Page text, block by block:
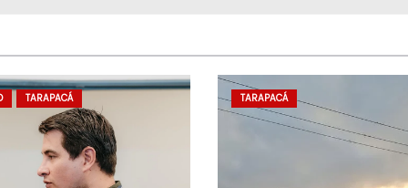
TARAPACÁ TARAPACÁ